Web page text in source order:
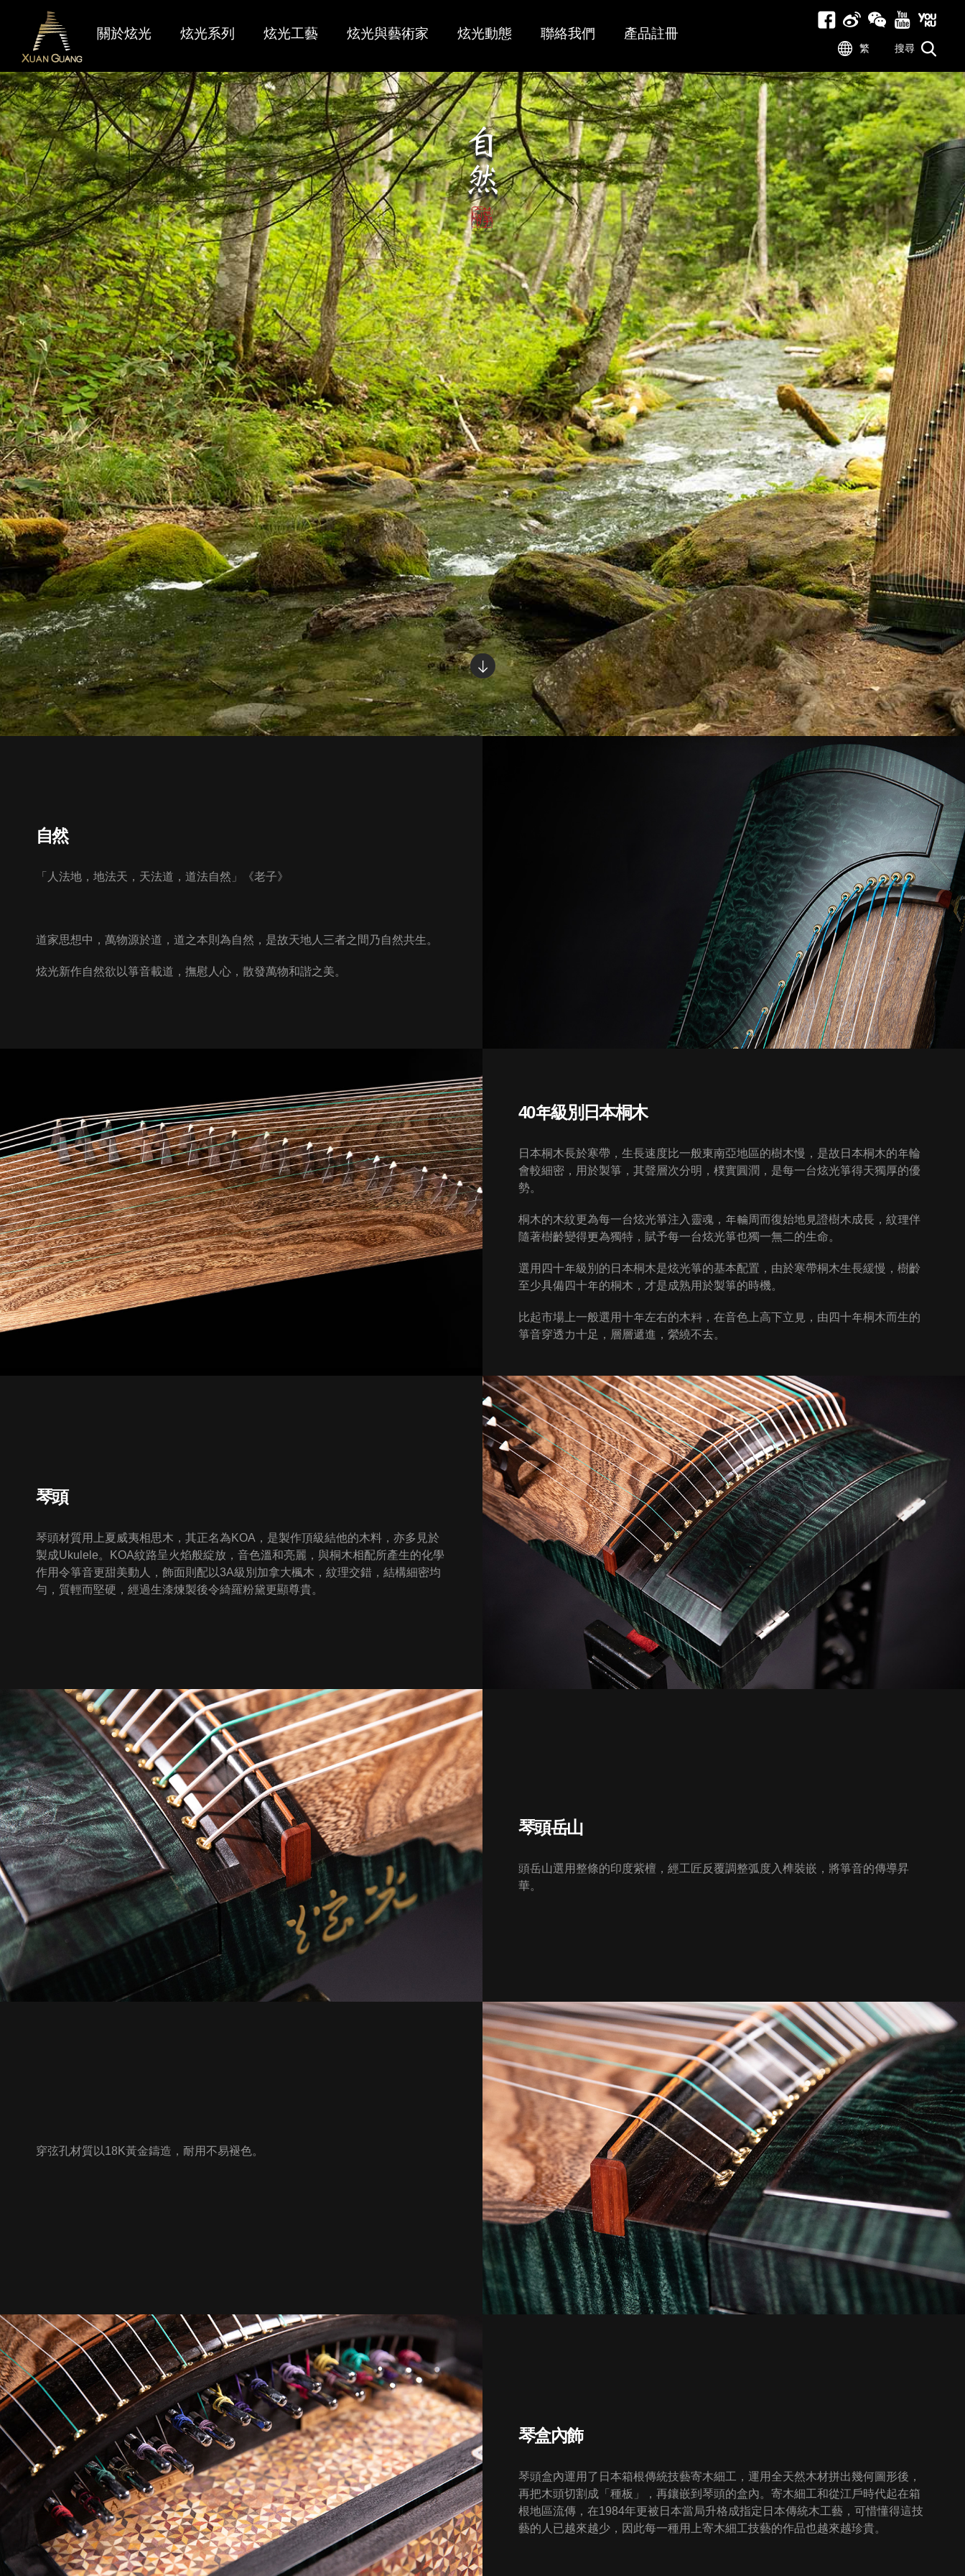
關於炫光
炫光燃點 品牌識別
炫光系列
最新產品 限量產品 大師傑作 炫光古箏
炫光工藝 炫光與藝術家 炫光動態 聯絡我們
聯絡我們 售後服務 經銷商
產品註冊
搜尋
繁
自然
「人法地，地法天，天法道，道法自然」《老子》
道家思想中，萬物源於道，道之本則為自然，是故天地人三者之間乃自然共生。
炫光新作自然欲以箏音載道，撫慰人心，散發萬物和諧之美。
40年級別日本桐木
日本桐木長於寒帶，生長速度比一般東南亞地區的樹木慢，是故日本桐木的年輪
會較細密，用於製箏，其聲層次分明，樸實圓潤，是每一台炫光箏得天獨厚的優
勢。
桐木的木紋更為每一台炫光箏注入靈魂，年輪周⽽復始地見證樹木成長，紋理伴
隨著樹齡變得更為獨特，賦予每⼀台炫光箏也獨一無二的生命。
選用四十年級別的日本桐木是炫光箏的基本配置，由於寒帶桐木生長緩慢，樹齡
至少具備四十年的桐木，才是成熟用於製箏的時機。
比起市場上一般選用十年左右的木料，在音色上高下立見，由四十年桐木而生的
箏音穿透力十足，層層遞進，縈繞不去。
琴頭
琴頭材質用上夏威夷相思木，其正名為KOA，是製作頂級結他的木料，亦多見於
製成Ukulele。KOA紋路呈火焰般綻放，音色溫和亮麗，與桐木相配所產生的化學
作用令箏音更甜美動人，飾面則配以3A級別加拿大楓木，紋理交錯，結構細密均
勻，質輕而堅硬，經過生漆煉製後令綺羅粉黛更顯尊貴。
琴頭岳山
頭岳山選用整條的印度紫檀，經工匠反覆調整弧度入榫裝嵌，將箏音的傳導昇
華。
穿弦孔材質以18K黃金鑄造，耐用不易褪色。
琴盒內飾
琴頭盒內運用了日本箱根傳統技藝寄木細工，運用全天然木材拼出幾何圖形後，
再把木頭切割成「種板」，再鑲嵌到琴頭的盒內。寄木細工和從江戶時代起在箱
根地區流傳，在1984年更被日本當局升格成指定日本傳統木工藝，可惜懂得這技
藝的人已越來越少，因此每一種用上寄木細工技藝的作品也越來越珍貴。